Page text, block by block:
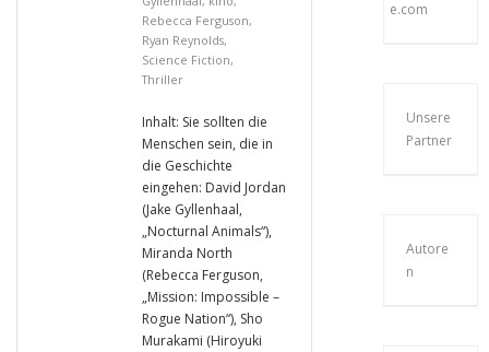
Rebecca Ferguson,
Ryan Reynolds,
Science Fiction,
Thriller
Inhalt: Sie sollten die
Menschen sein, die in
die Geschichte
eingehen: David Jordan
(Jake Gyllenhaal,
„Nocturnal Animals“),
Miranda North
(Rebecca Ferguson,
„Mission: Impossible –
Rogue Nation“), Sho
Murakami (Hiroyuki
Unsere
Partner
Autore
n